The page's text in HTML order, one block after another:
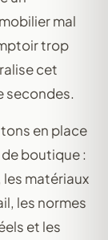
mal
trop
cet
secondes.
en place
boutique :
matériaux
les normes
et les